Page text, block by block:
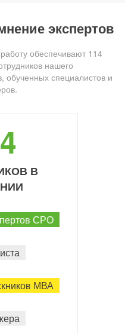
экспертов
обеспечивают 114
нашего
обученных специалистов и
В
СРО
МВА